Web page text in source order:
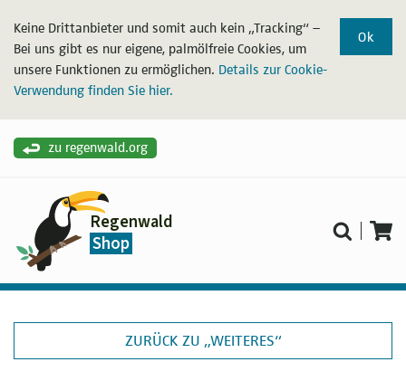
Ok
Keine Drittanbieter und somit auch kein „Tracking“ –
Bei uns gibt es nur eigene, palmölfreie Cookies, um
unsere Funktionen zu ermöglichen. Details zur Cookie-
Verwendung finden Sie hier.
zu regenwald.org
Regenwald
Shop
ZURÜCK ZU „WEITERES“